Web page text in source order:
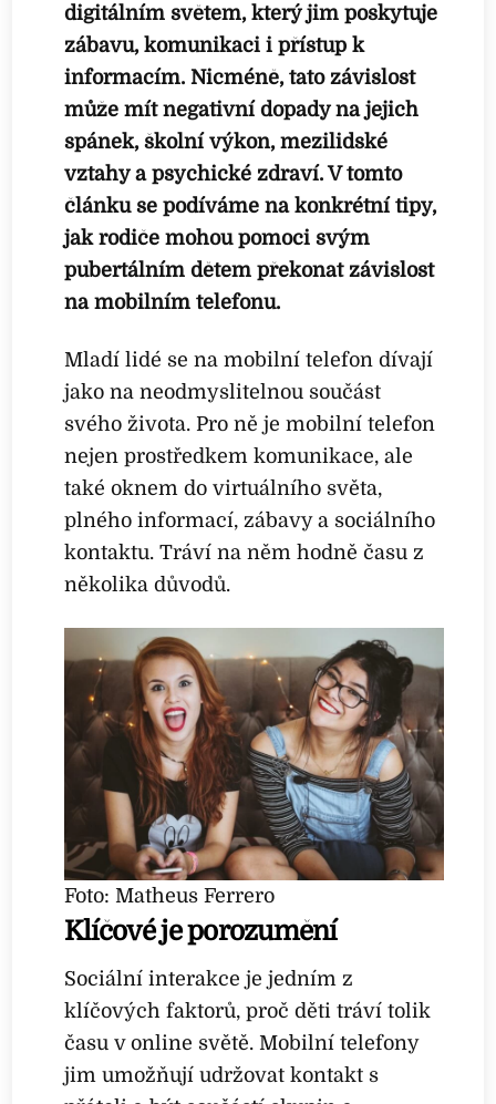
digitálním světem, který jim poskytuje
zábavu, komunikaci i přístup k
informacím. Nicméně, tato závislost
může mít negativní dopady na jejich
spánek, školní výkon, mezilidské
vztahy a psychické zdraví. V tomto
článku se podíváme na konkrétní tipy,
jak rodiče mohou pomoci svým
pubertálním dětem překonat závislost
na mobilním telefonu.
Mladí lidé se na mobilní telefon dívají
jako na neodmyslitelnou součást
svého života. Pro ně je mobilní telefon
nejen prostředkem komunikace, ale
také oknem do virtuálního světa,
plného informací, zábavy a sociálního
kontaktu. Tráví na něm hodně času z
několika důvodů.
Foto: Matheus Ferrero
Klíčové je porozumění
Sociální interakce je jedním z
klíčových faktorů, proč děti tráví tolik
času v online světě. Mobilní telefony
jim umožňují udržovat kontakt s